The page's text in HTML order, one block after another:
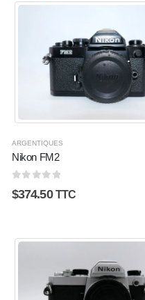
ARGENTIQUES
Nikon FM2
$374.50 TTC